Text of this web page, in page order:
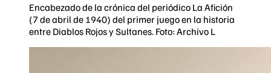
Encabezado de la crónica del periódico La Afición
(7 de abril de 1940) del primer juego en la historia
entre Diablos Rojos y Sultanes. Foto: Archivo L